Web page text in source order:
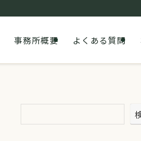
事務所概要 よくある質問